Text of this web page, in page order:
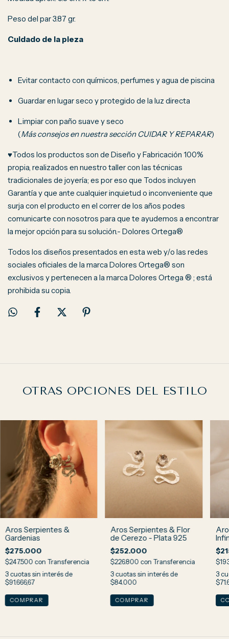
Peso del par 3.87 gr.
Cuidado de la pieza
Evitar contacto con químicos, perfumes y agua de piscina
Guardar en lugar seco y protegido de la luz directa
Limpiar con paño suave y seco
(Más consejos en nuestra sección CUIDAR Y REPARAR)
♥Todos los productos son de Diseño y Fabricación 100%
propia, realizados en nuestro taller con las técnicas
tradicionales de joyería; es por eso que Todos incluyen
Garantía y que ante cualquier inquietud o inconveniente que
surja con el producto en el correr de los años podes
comunicarte con nosotros para que te ayudemos a encontrar
la mejor opción para su solución.- Dolores Ortega®
Todos los diseños presentados en esta web y/o las redes
sociales oficiales de la marca Dolores Ortega® son
exclusivos y pertenecen a la marca Dolores Ortega ® ; está
prohibida su copia.
OTRAS OPCIONES DEL ESTILO
Aros Serpientes &
Gardenias
$275.000
$247.500 con Transferencia
3cuotas sin interés de
$91.666,67
Aros Serpientes & Flor
de Cerezo - Plata 925
$252.000
$226.800 con Transferencia
3 cuotas sin interés de
$84.000
3